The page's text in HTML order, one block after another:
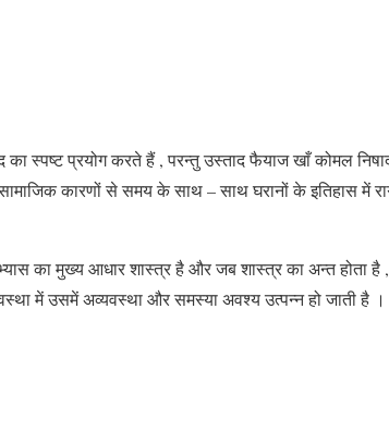
का स्पष्ट प्रयोग करते हैं , परन्तु उस्ताद फैयाज खाँ कोमल
कारणों से समय के साथ – साथ घरानों के इतिहास में
का मुख्य आधार शास्त्र है और जब शास्त्र का अन्त होता है
में उसमें अव्यवस्था और समस्या अवश्य उत्पन्न हो जाती है ।